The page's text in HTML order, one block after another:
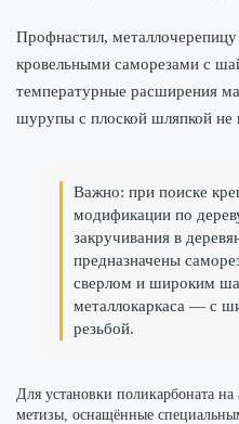
Профнастил, металлочерепицу
кровельными саморезами с
температурные расширения
шурупы с плоской шляпкой не
Важно: при поиске
модификации по
закручивания в
предназначены
сверлом и широким
металлокаркаса — с
резьбой.
Для установки поликарбоната
метизы, оснащённые